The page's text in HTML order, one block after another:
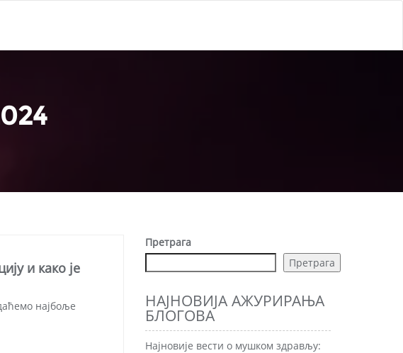
и како је
најбоље
Претрага
Претрага
НАЈНОВИЈА АЖУРИРАЊА
БЛОГОВА
Најновије вести о мушком здрављу: